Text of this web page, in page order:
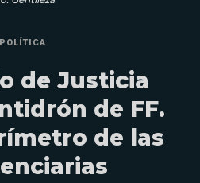
POLÍTICA
de Justicia
de FF.
de las